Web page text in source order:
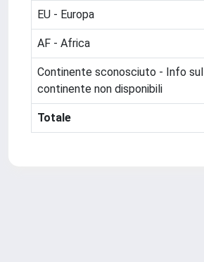
EU - Europa
AF - Africa
Continente sconosciuto - Info sul
continente non disponibili
Totale